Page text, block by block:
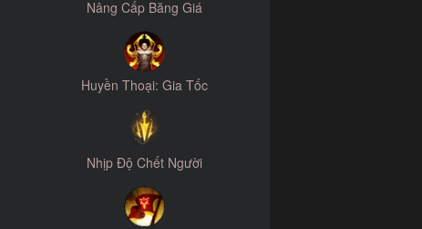
Nâng Cấp Băng Giá
Huyền Thoại: Gia Tốc
Nhịp Độ Chết Người